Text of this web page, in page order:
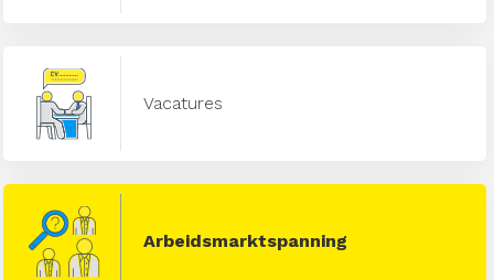
Vacatures
Arbeidsmarktspanning